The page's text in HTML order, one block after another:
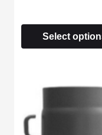
Select